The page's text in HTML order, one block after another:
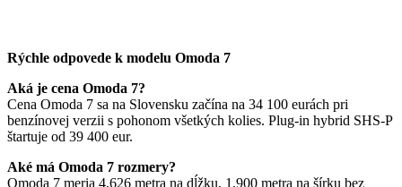
Rýchle odpovede k modelu Omoda 7
Aká je cena Omoda 7?
Cena Omoda 7 sa na Slovensku začína na 34 100 eurách pri
benzínovej verzii s pohonom všetkých kolies. Plug-in hybrid SHS-P
štartuje od 39 400 eur.
Aké má Omoda 7 rozmery?
Omoda 7 meria 4,626 metra na dĺžku, 1,900 metra na šírku bez